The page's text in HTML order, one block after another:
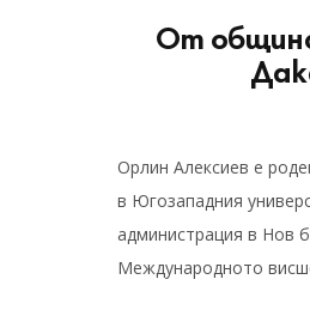
От
Орлин Алексиев е
в Югозападния
администрация в Нов
Международното